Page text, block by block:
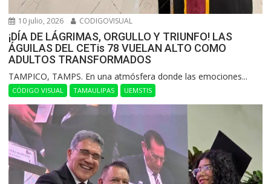
10 julio, 2026 CODIGOVISUAL
¡DÍA DE LÁGRIMAS, ORGULLO Y TRIUNFO! LAS
ÁGUILAS DEL CETis 78 VUELAN ALTO COMO
ADULTOS TRANSFORMADOS
​TAMPICO, TAMPS. En una atmósfera donde las emociones...
CÓDIGO VISUAL TAMAULIPAS UEMSTIS